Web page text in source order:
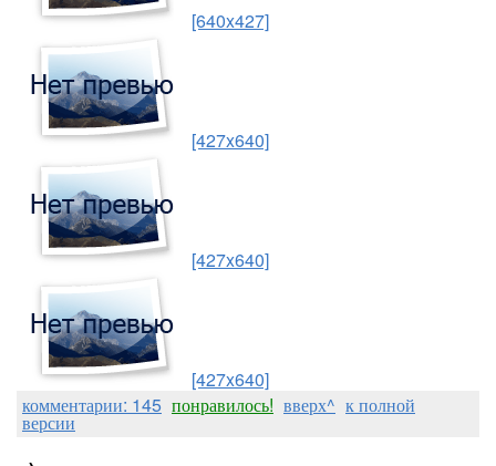
[640x427]
[427x640]
[427x640]
[427x640]
комментарии: 145 понравилось! вверх^ к полной
версии